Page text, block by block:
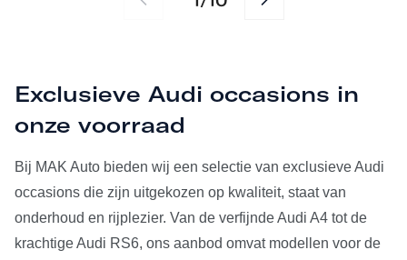
Exclusieve Audi occasions in
onze voorraad
Bij MAK Auto bieden wij een selectie van exclusieve Audi
occasions die zijn uitgekozen op kwaliteit, staat van
onderhoud en rijplezier. Van de verfijnde Audi A4 tot de
krachtige Audi RS6, ons aanbod omvat modellen voor de